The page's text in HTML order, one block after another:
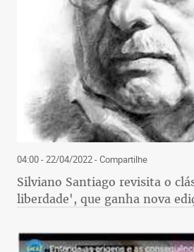
04:00 - 22/04/2022- Compartilhe
Silviano Santiago revisita o
liberdade', que ganha nova